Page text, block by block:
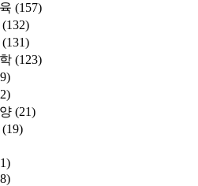
(157)
(132)
(131)
(123)
(21)
(19)